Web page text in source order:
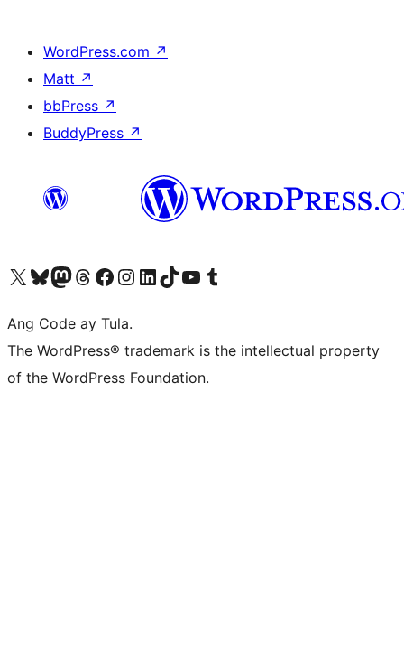
WordPress.com ↗
Matt ↗
bbPress ↗
BuddyPress ↗
Visit our X (formerly Twitter) account
Bisitahin ang aming Bluesky account
Visit our Mastodon account
Bisitahin ang aming Threads account
Visit our Facebook page
Visit our Instagram account
Visit our LinkedIn account
Bisitahin ang aming TikTok account
Visit our YouTube channel
Bisitahin ang aming Tumblr account
Ang Code ay Tula.
The WordPress® trademark is the intellectual property
of the WordPress Foundation.